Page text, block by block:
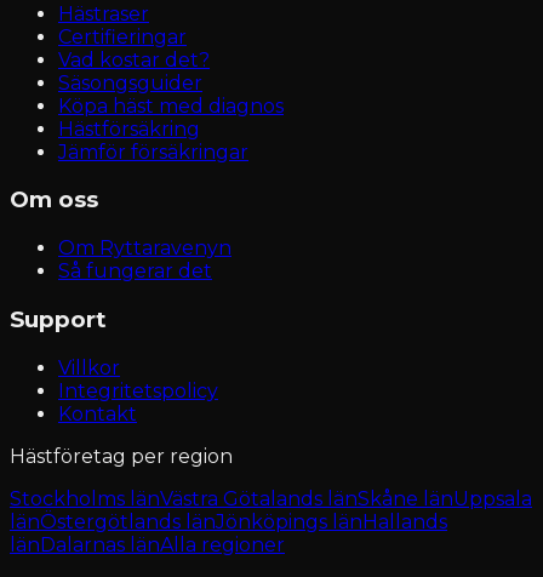
Hästraser
Certifieringar
Vad kostar det?
Säsongsguider
Köpa häst med diagnos
Hästförsäkring
Jämför försäkringar
Om oss
Om Ryttaravenyn
Så fungerar det
Support
Villkor
Integritetspolicy
Kontakt
Hästföretag per region
Stockholms länVästra Götalands länSkåne länUppsala
länÖstergötlands länJönköpings länHallands
länDalarnas länAlla regioner